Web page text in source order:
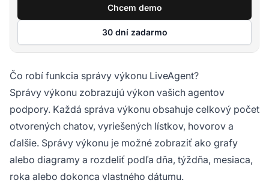
Chcem demo
30 dní zadarmo
Čo robí funkcia správy výkonu LiveAgent?
Správy výkonu zobrazujú výkon vašich agentov
podpory. Každá správa výkonu obsahuje celkový počet
otvorených chatov, vyriešených lístkov, hovorov a
ďalšie. Správy výkonu je možné zobraziť ako grafy
alebo diagramy a rozdeliť podľa dňa, týždňa, mesiaca,
roka alebo dokonca vlastného dátumu.